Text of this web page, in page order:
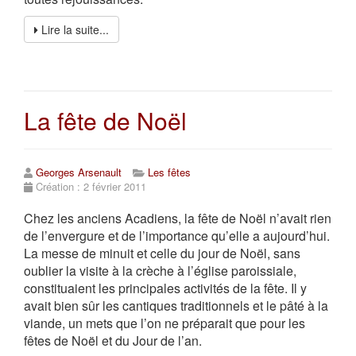
Lire la suite...
La fête de Noël
Georges Arsenault
Les fêtes
Création : 2 février 2011
Chez les anciens Acadiens, la fête de Noël n’avait rien
de l’envergure et de l’importance qu’elle a aujourd’hui.
La messe de minuit et celle du jour de Noël, sans
oublier la visite à la crèche à l’église paroissiale,
constituaient les principales activités de la fête. Il y
avait bien sûr les cantiques traditionnels et le pâté à la
viande, un mets que l’on ne préparait que pour les
fêtes de Noël et du Jour de l’an.